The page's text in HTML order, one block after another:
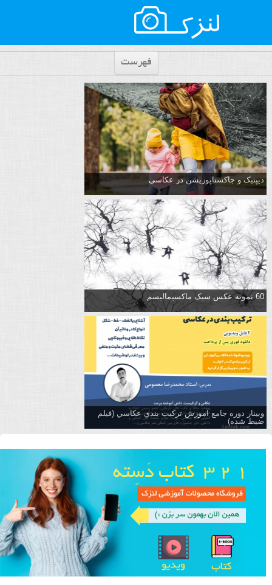
فهرست
دیپتیک و جاکستا‌پوزیشن در عکاسی
60 نمونه عکس سبک ماکسیمالیسم
وبینار دوره جامع آموزش تركيب بندي عكاسي (فیلم
ضبط شده)